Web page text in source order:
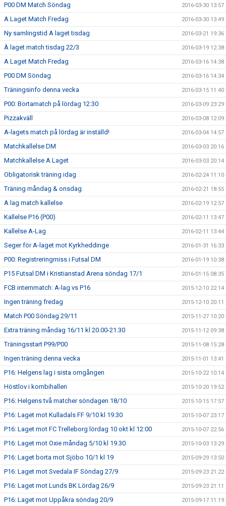
P00 DM Match Söndag 2016-03-30 13:57
A Laget Match Fredag 2016-03-30 13:49
Ny samlingstid A laget tisdag 2016-03-21 19:36
À laget match tisdag 22/3 2016-03-19 12:38
A Laget Match Fredag 2016-03-16 14:38
P00 DM Söndag 2016-03-16 14:34
Träningsinfo denna vecka 2016-03-15 11:40
P00: Bortamatch på lördag 12:30 2016-03-09 23:29
Pizzakväll 2016-03-08 12:09
A-lagets match på lördag är inställd! 2016-03-04 14:57
Matchkallelse DM 2016-03-03 20:16
Matchkallelse A Laget 2016-03-03 20:14
Obligatorisk träning idag 2016-02-24 11:10
Träning måndag & onsdag 2016-02-21 18:55
A lag match kallelse 2016-02-19 12:57
Kallelse P16 (P00) 2016-02-11 13:47
Kallelse A-Lag 2016-02-11 13:44
Seger för A-laget mot Kyrkheddinge 2016-01-31 16:33
P00: Registreringmiss i Futsal DM 2016-01-19 10:38
P15 Futsal DM i Kristianstad Arena söndag 17/1 2016-01-15 08:35
FCB internmatch: A-lag vs P16 2015-12-10 22:14
Ingen träning fredag 2015-12-10 20:11
Match P00 Söndag 29/11 2015-11-27 10:20
Extra träning måndag 16/11 kl 20.00-21.30 2015-11-12 09:38
Träningsstart P99/P00 2015-11-08 15:28
Ingen träning denna vecka 2015-11-01 13:41
P16: Helgens lag i sista omgången 2015-10-22 10:14
Höstlov i kombihallen 2015-10-20 19:52
P16: Helgens två matcher söndagen 18/10 2015-10-15 17:57
P16: Laget mot Kulladals FF 9/10 kl 19.30 2015-10-07 23:17
P16: Laget mot FC Trelleborg lördag 10 okt kl 12:00 2015-10-07 22:56
P16: Laget mot Oxie måndag 5/10 kl 19.30 2015-10-03 13:29
P16: Laget borta mot Sjöbo 10/1 kl 19 2015-09-29 13:50
P16: Laget mot Svedala IF Söndag 27/9 2015-09-23 21:22
P16: Laget mot Lunds BK Lördag 26/9 2015-09-23 21:11
P16: Laget mot Uppåkra söndag 20/9 2015-09-17 11:19